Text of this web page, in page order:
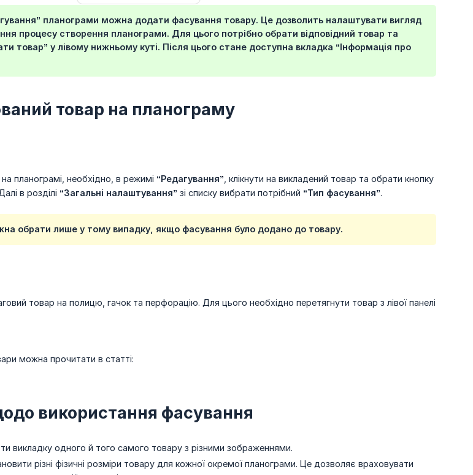
планограми можна додати фасування товару. Це дозволить налаштувати вигляд
процесу створення планограми. Для цього потрібно обрати відповідний товар та
товар” у лівому нижньому куті. Після цього стане доступна вкладка “Інформація про
товар на планограму
планограмі, необхідно, в режимі “Редагування” , клікнути на викладений товар та обрати кнопку
в розділі “Загальні налаштування” зі списку вибрати потрібний “Тип фасування”.
обрати лише у тому випадку, якщо фасування було додано до товару.
товар на полицю, гачок та перфорацію. Для цього необхідно перетягнути товар з лівої панелі
можна прочитати в статті:
використання фасування
викладку одного й того самого товару з різними зображеннями.
різні фізичні розміри товару для кожної окремої планограми. Це дозволяє враховувати